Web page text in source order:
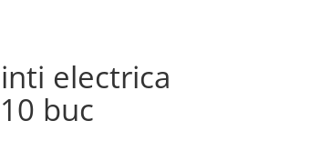
electrica
buc